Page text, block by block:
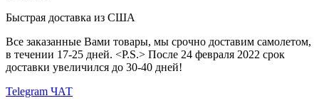
Быстрая доставка из США
Все заказанные Вами товары, мы срочно доставим самолетом,
в течении 17-25 дней. <P.S.> После 24 февраля 2022 срок
доставки увеличился до 30-40 дней!
Telegram ЧАТ